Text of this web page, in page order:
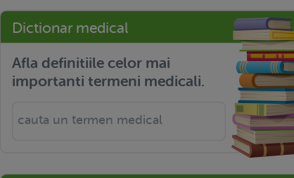
Dictionar medical
Afla definitiile celor mai
importanti termeni medicali.